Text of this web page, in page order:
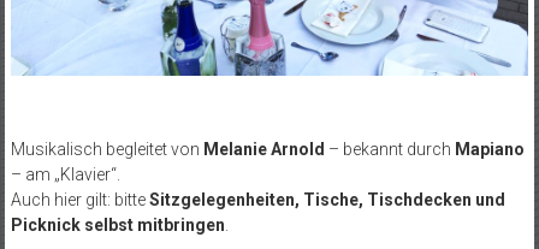
Musikalisch begleitet von Melanie Arnold – bekannt durch Mapiano
– am „Klavier“.
Auch hier gilt: bitteSitzgelegenheiten, Tische, Tischdecken und
Picknick selbst mitbringen